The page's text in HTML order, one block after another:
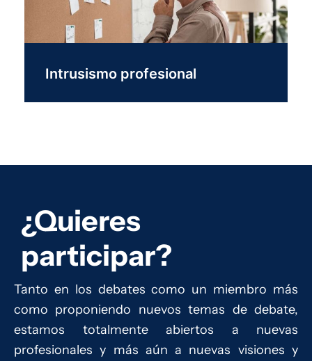
Intrusismo profesional
¿Quieres
participar?
Tanto en los debates como un miembro más
como proponiendo nuevos temas de debate,
estamos totalmente abiertos a nuevas
profesionales y más aún a nuevas visiones y